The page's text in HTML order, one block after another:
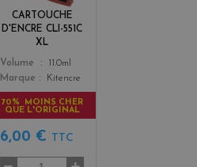
CARTOUCHE
D'ENCRE CLI-551C
XL
Color
Volume
11.0ml
Marque
Kitencre
70% MOINS CHER
QUE L'ORIGINAL
6,00 € TTC